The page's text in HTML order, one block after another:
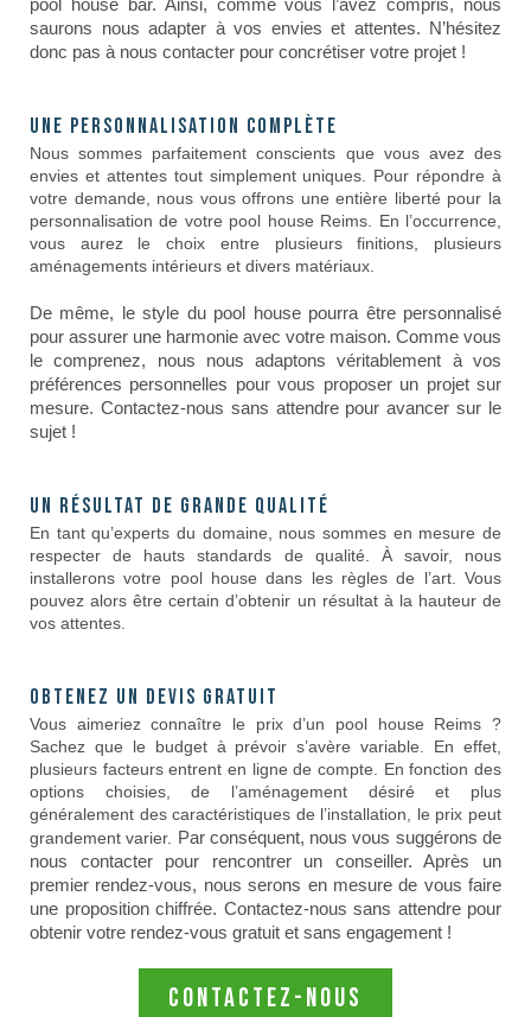
pool house bar. Ainsi, comme vous l’avez compris, nous
saurons nous adapter à vos envies et attentes. N’hésitez
donc pas à nous contacter pour concrétiser votre projet !
Une personnalisation complète
Nous sommes parfaitement conscients que vous avez des
envies et attentes tout simplement uniques. Pour répondre à
votre demande, nous vous offrons une entière liberté pour la
personnalisation de votre pool house Reims. En l’occurrence,
vous aurez le choix entre plusieurs finitions, plusieurs
aménagements intérieurs et divers matériaux.
De même, le style du pool house pourra être personnalisé
pour assurer une harmonie avec votre maison. Comme vous
le comprenez, nous nous adaptons véritablement à vos
préférences personnelles pour vous proposer un projet sur
mesure. Contactez-nous sans attendre pour avancer sur le
sujet !
Un résultat de grande qualité
En tant qu’experts du domaine, nous sommes en mesure de
respecter de hauts standards de qualité. À savoir, nous
installerons votre pool house dans les règles de l’art. Vous
pouvez alors être certain d’obtenir un résultat à la hauteur de
vos attentes.
Obtenez un devis gratuit
Vous aimeriez connaître le prix d’un pool house Reims ?
Sachez que le budget à prévoir s’avère variable. En effet,
plusieurs facteurs entrent en ligne de compte. En fonction des
options choisies, de l’aménagement désiré et plus
généralement des caractéristiques de l’installation, le prix peut
grandement varier. Par conséquent, nous vous suggérons de
nous contacter pour rencontrer un conseiller. Après un
premier rendez-vous, nous serons en mesure de vous faire
une proposition chiffrée. Contactez-nous sans attendre pour
obtenir votre rendez-vous gratuit et sans engagement !
contactez-nous